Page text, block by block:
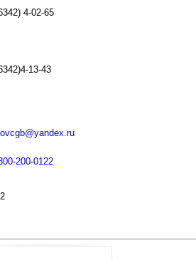
4-02-65
13-43
200-0122